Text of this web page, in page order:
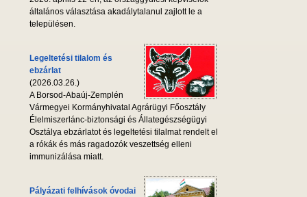
általános választása akadálytalanul zajlott le a
településen.
Legeltetési tilalom és
ebzárlat
(2026.03.26.)
A Borsod-Abaúj-Zemplén
Vármegyei Kormányhivatal Agrárügyi Főosztály
Élelmiszerlánc-biztonsági és Állategészségügyi
Osztálya ebzárlatot és legeltetési tilalmat rendelt el
a rókák és más ragadozók veszettség elleni
immunizálása miatt.
Pályázati felhívások óvodai